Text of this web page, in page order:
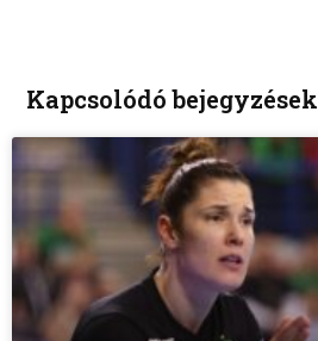
Kapcsolódó bejegyzések